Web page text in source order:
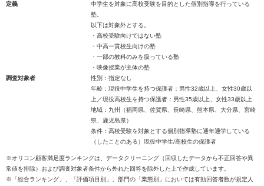
定義
中学生を対象に高校受験を目的とした個別指導を行っている
塾。
以下は対象外とする。
・高校受験向けではない塾
・中高一貫校生向けの塾
・一部の教科のみを扱っている塾
・映像授業が主体の塾
調査対象者
性別：指定なし
年齢：現役中学生を持つ保護者：男性32歳以上、女性30歳以
上／現役高校生を持つ保護者：男性35歳以上、女性33歳以上
地域：九州（福岡県、佐賀県、長崎県、熊本県、大分県、宮崎
県、鹿児島県）
条件：高校受験を対象とする個別指導塾に通年通学している
（したことのある）現役中学生/高校生の保護者
※オリコン顧客満足度ランキングは、データクリーニング（回収したデータから不正回答や異
常値を排除）および調査対象者条件から外れた回答を除外した上で作成しています。
※「総合ランキング」、「評価項目別」、部門の「業態別」においては有効回答者数が規定人